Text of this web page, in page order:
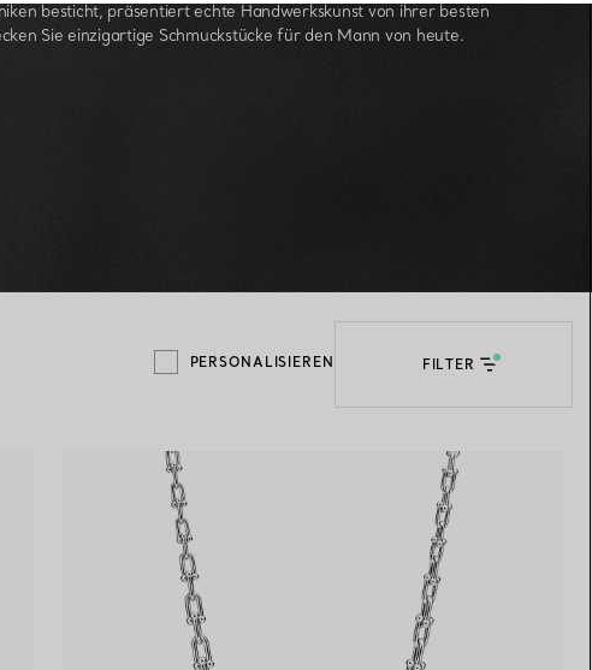
besticht, präsentiert echte Handwerkskunst von ihrer besten
Sie einzigartige Schmuckstücke für den Mann von heute.
PERSONALISIEREN FILTER